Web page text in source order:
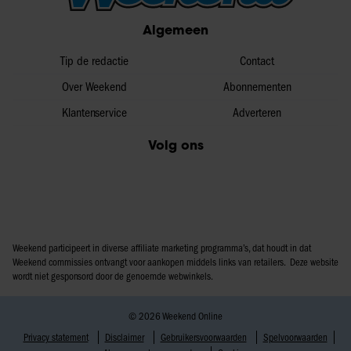
partners kunnen deze gegevens combineren met andere
informatie die u aan ze heeft verstrekt of die ze hebben
gaat akkoord met onze cookies als u onze website blijft
gebruiken.
Algemeen
Tip de redactie
Over Weekend
Klantenservice
Contact
Abonnementen
Adverteren
Volg ons
Weekend participeert in diverse affiliate marketing programma’s, dat houdt in dat
Weekend commissies ontvangt voor aankopen middels links van retailers. Deze website
wordt niet gesponsord door de genoemde webwinkels.
© 2026 Weekend Online
Privacy statement
Disclaimer Gebruikersvoorwaarden
Spelvoorwaarden